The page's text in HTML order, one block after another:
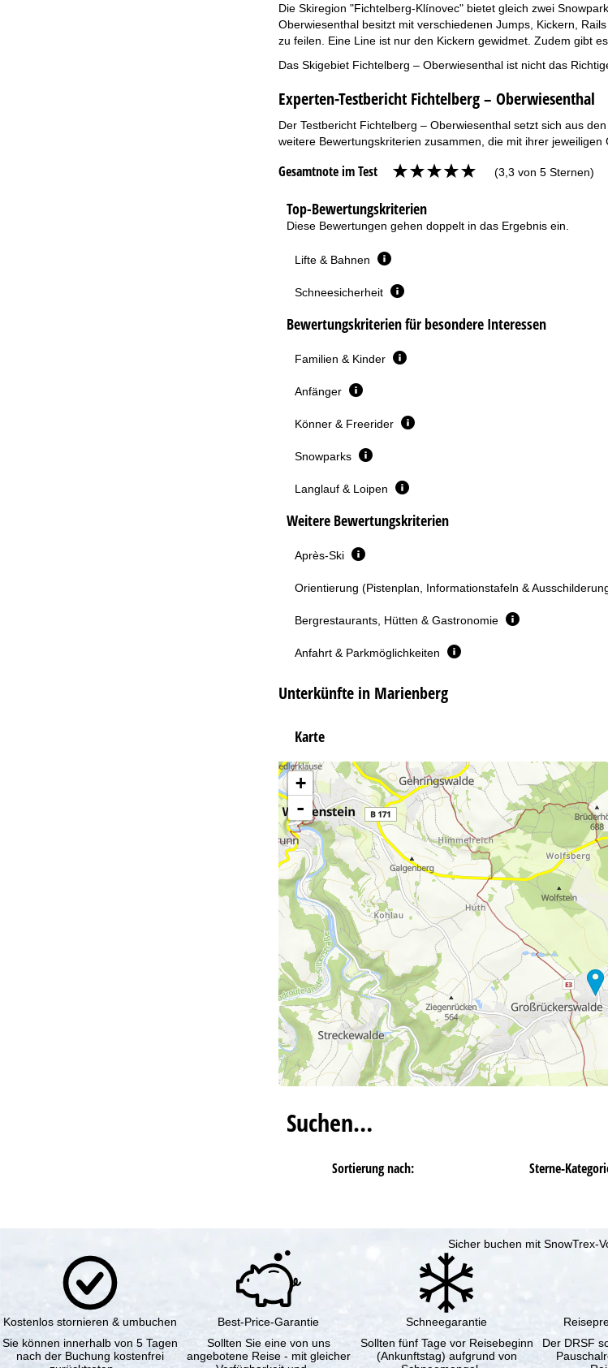
Die Skiregion "Fichtelberg-Klínovec" bietet gleich zwei
Oberwiesenthal besitzt mit verschiedenen Jumps, Kickern,
zu feilen. Eine Line ist nur den Kickern gewidmet. Zudem gibt
Das Skigebiet Fichtelberg – Oberwiesenthal ist nicht das
Experten-Testbericht Fichtelberg – Oberwiesenthal
Der Testbericht Fichtelberg – Oberwiesenthal setzt sich aus
weitere Bewertungskriterien zusammen, die mit ihrer jeweiligen
Gesamtnote im Test (3,3 von 5 Sternen)
Top-Bewertungskriterien
Diese Bewertungen gehen doppelt in das Ergebnis ein.
Lifte & Bahnen
Schneesicherheit
Bewertungskriterien für besondere Interessen
Familien & Kinder
Anfänger
Könner & Freerider
Snowparks
Langlauf & Loipen
Weitere Bewertungskriterien
Après-Ski
Orientierung (Pistenplan, Informationstafeln &
Bergrestaurants, Hütten & Gastronomie
Anfahrt & Parkmöglichkeiten
Unterkünfte in Marienberg
Karte
+
-
Suchen…
Sortierung nach: Sterne-
Sicher buchen mit SnowTrex-
Kostenlos stornieren & umbuchen
Sie können innerhalb von 5 Tagen
nach der Buchung kostenfrei
Best-Price-Garantie
Sollten Sie eine von uns
angebotene Reise - mit gleicher
Schneegarantie
Sollten fünf Tage vor Reisebeginn
(Ankunftstag) aufgrund von
Der DRSF